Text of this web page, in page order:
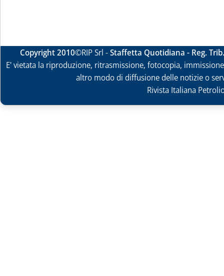
Copyright 2010©RIP Srl -Staffetta Quotidiana - Reg.
E' vietata la riproduzione, ritrasmissione, fotocopia,
altro modo di diffusione delle notizie o
Rivista Italiana